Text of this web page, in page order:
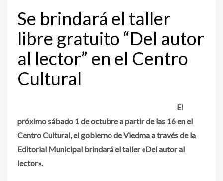
Se brindará el taller
libre gratuito “Del autor
al lector” en el Centro
Cultural
El
próximo sábado 1 de octubre a partir de las 16 en el
Centro Cultural, el gobierno de Viedma a través de la
Editorial Municipal brindará el taller «Del autor al
lector».